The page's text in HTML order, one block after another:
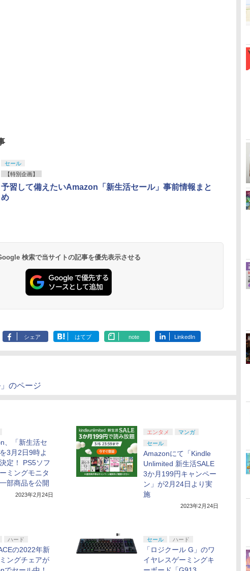
セール
【特別企画】
予習して備えたいAmazon「新生活セール」事前情報まと
め
検索で当サイトの記事を優先表示させる
シェア はてブ note LinkedIn
のページ
、「新生活セ
3月2日9時よ
定！ PS5ソフ
ミングモニタ
部商品を公開
2023年2月24日
エンタメ
マンガ
セール
Amazonにて「Kindle
Unlimited 新生活SALE
3か月199円キャンペー
ン」が2月24日より実
施
2023年2月24日
ハード
の2022年新
ングチェアが
セール ハード
「ロジクール G」のワ
イヤレスゲーミングキ